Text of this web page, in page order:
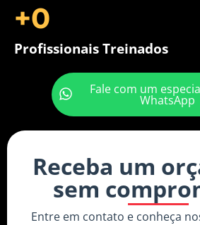
Fale com um
WhatsApp
Profissionais Treinados
+0
Receba um
sem
Entre em contato e conheça